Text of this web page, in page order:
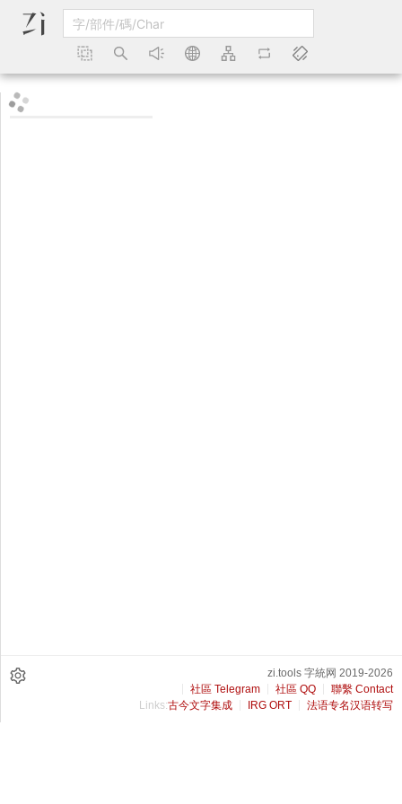
zi.tools 字統网 2019-2026
社區 Telegram
社區 QQ
聯繫 Contact
Links:古今文字集成 IRG ORT 法语专名汉语转写